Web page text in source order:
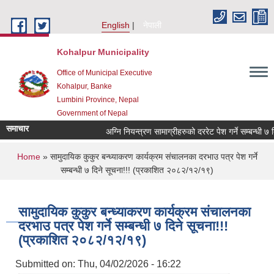
English
नेपाली
Kohalpur Municipality
Office of Municipal Executive
Kohalpur, Banke
Lumbini Province, Nepal
Government of Nepal
समाचार
You are here
Home» सामुदायिक कुकुर बन्ध्याकरण कार्यक्रम संचालनका दरभाउ पत्र पेश गर्ने
सम्बन्धी ७ दिने सूचना!!! (प्रकाशित २०८२/१२/१९)
सामुदायिक कुकुर बन्ध्याकरण कार्यक्रम संचालनका
दरभाउ पत्र पेश गर्ने सम्बन्धी ७ दिने सूचना!!!
(प्रकाशित २०८२/१२/१९)
Submitted on: Thu, 04/02/2026 - 16:22